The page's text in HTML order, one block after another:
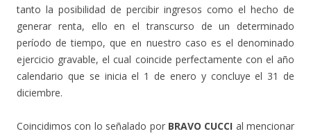
tanto la posibilidad de percibir ingresos como el hecho de
generar renta, ello en el transcurso de un determinado
período de tiempo, que en nuestro caso es el denominado
ejercicio gravable, el cual coincide perfectamente con el año
calendario que se inicia el 1 de enero y concluye el 31 de
diciembre.
Coincidimos con lo señalado por BRAVO CUCCI al mencionar